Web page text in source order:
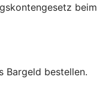
beim
Bargeld bestellen.